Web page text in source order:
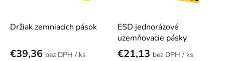
Držiak zemniacich pások
€39,36
/ ks
ESD jednorázové
uzemňovacie pásky
€21,13
/ ks